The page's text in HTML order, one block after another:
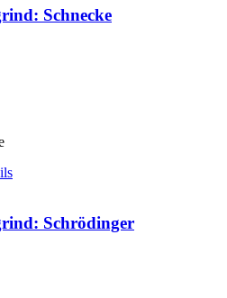
Schnecke
Schrödinger